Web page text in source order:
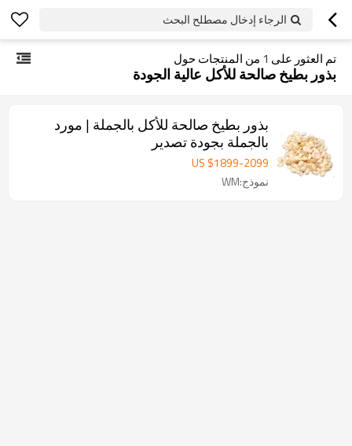
الرجاء إدخال مصطلح البحث
تم العثور على 1 من المنتجات حول
بذور بطيخ صالحة للأكل عالية الجودة
بذور بطيخ صالحة للأكل بالجملة | مورد
بالجملة بجودة تصدير
US $1899-2099
نموذج:WM